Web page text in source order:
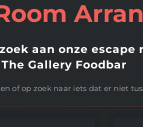
aan onze
Gallery Foodbar
of op zoek naar iets dat er niet